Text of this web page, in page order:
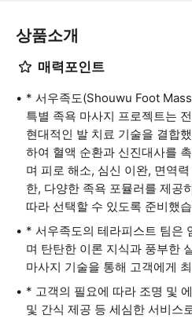
상품소개
매력포인트
* 서우족도(Shouwu Foot
특별 족욕 마사지 프로젝트는
현대적인 발 치료 기술을 결합
하여 혈액 순환과 신진대사를
며 피로 해소, 심신 이완, 면역
한, 다양한 족욕 포뮬러를 제공
따라 선택할 수 있도록 준비했
* 서우족도의 테라피스트 팀은
며 탄탄한 이론 지식과 풍부한
마사지 기술을 통해 고객에게
* 고객의 필요에 따라 조명 및
및 간식 제공 등 세심한 서비스